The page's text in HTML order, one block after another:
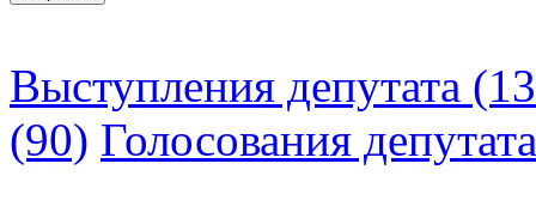
Выступления депутата
(90) Голосования депутата